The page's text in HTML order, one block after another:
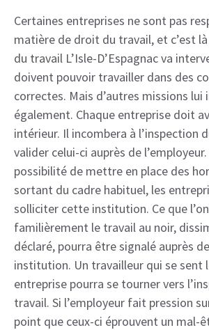
Certaines entreprises ne sont pas
matière de droit du travail, et c’est
du travail L’Isle-D’Espagnac va
doivent pouvoir travailler dans des
correctes. Mais d’autres missions lui
également. Chaque entreprise doit
intérieur. Il incombera à l’inspection
valider celui-ci auprès de
possibilité de mettre en place des
sortant du cadre habituel, les
solliciter cette institution. Ce que
familièrement le travail au noir,
déclaré, pourra être signalé auprès
institution. Un travailleur qui se sent
entreprise pourra se tourner vers
travail. Si l’employeur fait pression
point que ceux-ci éprouvent un mal-